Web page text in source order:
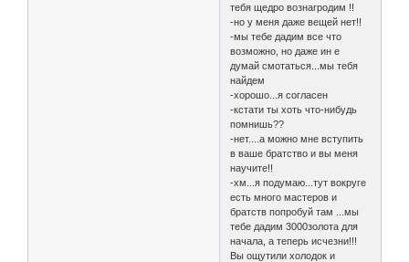
тебя щедро вознагродим !!
-но у меня даже вещей нет!!
-мы тебе дадим все что
возможно, но даже ин е
думай смотаться...мы тебя
найдем
-хорошо...я согласен
-кстати ты хоть что-нибудь
помнишь??
-нет....а можно мне вступить
в ваше братство и вы меня
научите!!
-хм...я подумаю...тут вокруге
есть много мастеров и
братств попробуй там ...мы
тебе дадим 3000золота для
начала, а теперь исчезни!!!
Вы ощутили холодок и